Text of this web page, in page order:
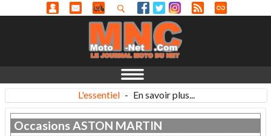
L'essentiel - En savoir plus...
OccasionsASTON MARTIN